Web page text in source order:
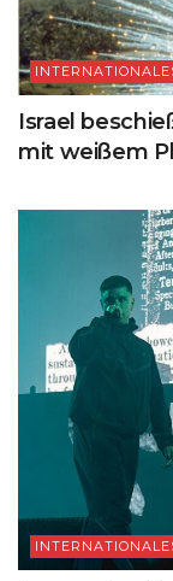
Israel
mit weißem